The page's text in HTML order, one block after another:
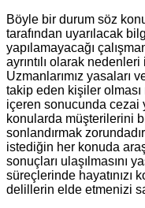
Böyle bir durum söz
tarafından uyarılacak
yapılamayacağı
ayrıntılı olarak
Uzmanlarımız yasaları
takip eden kişiler
içeren sonucunda cezai
konularda müşterilerini
sonlandırmak
istediğin her konuda
sonuçları ulaşılmasını
süreçlerinde hayatınızı
delillerin elde etmenizi